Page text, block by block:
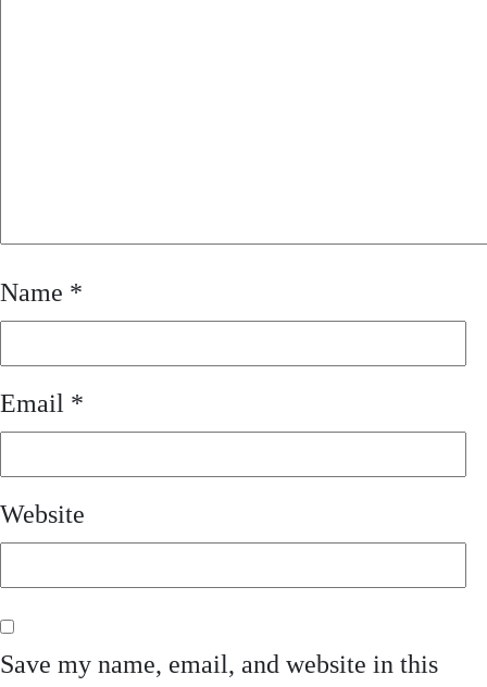
Name *
Email *
Website
Save my name, email, and website in this